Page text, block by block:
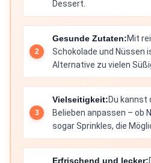
Dessert.
Gesunde Zutaten:Mit
Schokolade und Nüssen
Alternative zu vielen
Vielseitigkeit:Du kannst
Belieben anpassen – ob
sogar Sprinkles, die
Erfrischend und lecker: